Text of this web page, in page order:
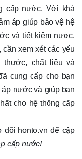
cấp nước. Với khả
áp giúp bảo vệ hệ
và tiết kiệm nước.
xem xét các yếu
chất liệu và
cung cấp cho bạn
nước và giúp bạn
cho hệ thống cấp
dõi honto.vn để cập
cấp nước!